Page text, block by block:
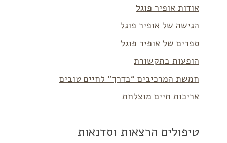
אודות אופיר פוגל
הגישה של אופיר פוגל
ספרים של אופיר פוגל
הופעות בתקשורת
חמשת המרכיבים “בדרך” לחיים טובים
אריכות חיים מוצלחת
טיפולים הרצאות וסדנאות